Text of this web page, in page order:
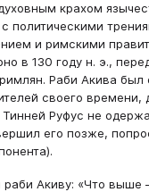
крахом
политическими
и римскими
в 130 году н. э.,
Раби Акива был
своего
Руфус не
его позже,
Акиву: «Что выше